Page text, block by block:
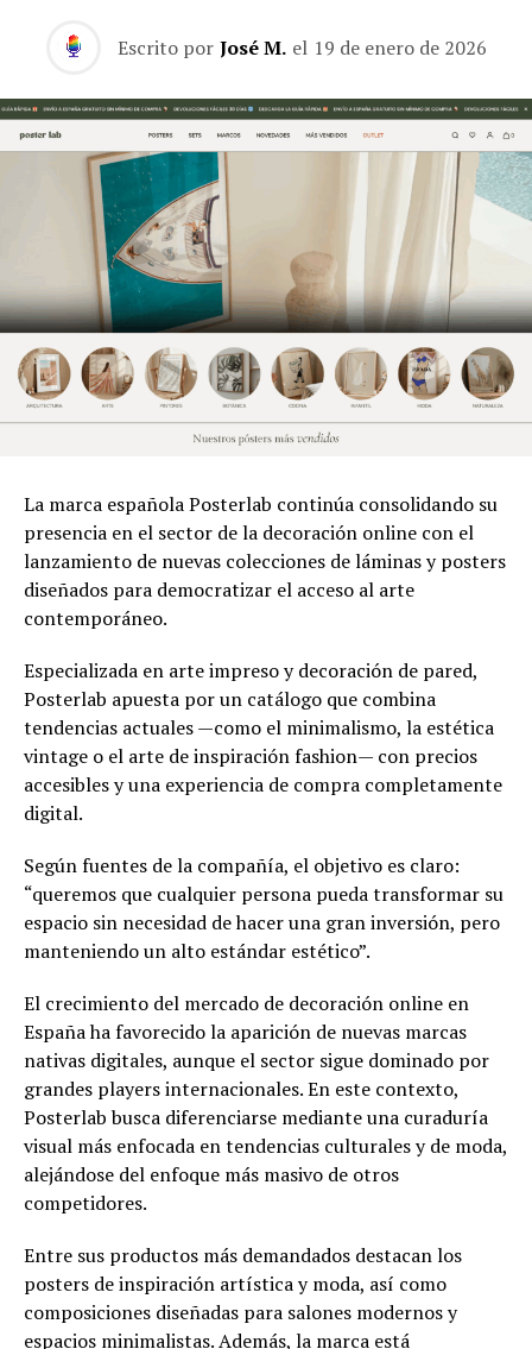
Escrito por José M. el 19 de enero de 2026
La marca española Posterlab continúa consolidando su
presencia en el sector de la decoración online con el
lanzamiento de nuevas colecciones de láminas y posters
diseñados para democratizar el acceso al arte
contemporáneo.
Especializada en arte impreso y decoración de pared,
Posterlab apuesta por un catálogo que combina
tendencias actuales —como el minimalismo, la estética
vintage o el arte de inspiración fashion— con precios
accesibles y una experiencia de compra completamente
digital.
Según fuentes de la compañía, el objetivo es claro:
“queremos que cualquier persona pueda transformar su
espacio sin necesidad de hacer una gran inversión, pero
manteniendo un alto estándar estético”.
El crecimiento del mercado de decoración online en
España ha favorecido la aparición de nuevas marcas
nativas digitales, aunque el sector sigue dominado por
grandes players internacionales. En este contexto,
Posterlab busca diferenciarse mediante una curaduría
visual más enfocada en tendencias culturales y de moda,
alejándose del enfoque más masivo de otros
competidores.
Entre sus productos más demandados destacan los
posters de inspiración artística y moda, así como
composiciones diseñadas para salones modernos y
espacios minimalistas. Además, la marca está